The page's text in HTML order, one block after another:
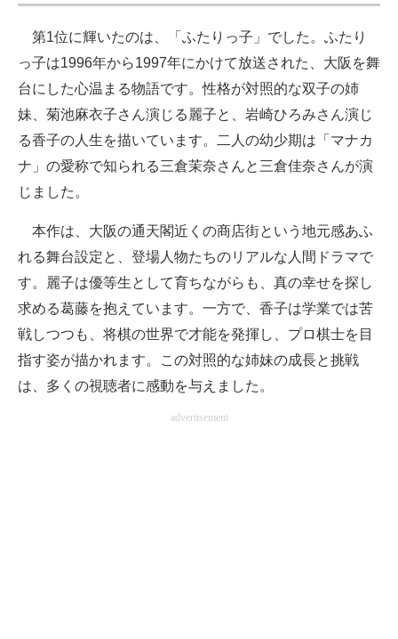
第1位に輝いたのは、「ふたりっ子」でした。ふたり
っ子は1996年から1997年にかけて放送された、大阪を舞
台にした心温まる物語です。性格が対照的な双子の姉
妹、菊池麻衣子さん演じる麗子と、岩崎ひろみさん演じ
る香子の人生を描いています。二人の幼少期は「マナカ
ナ」の愛称で知られる三倉茉奈さんと三倉佳奈さんが演
じました。
本作は、大阪の通天閣近くの商店街という地元感あふ
れる舞台設定と、登場人物たちのリアルな人間ドラマで
す。麗子は優等生として育ちながらも、真の幸せを探し
求める葛藤を抱えています。一方で、香子は学業では苦
戦しつつも、将棋の世界で才能を発揮し、プロ棋士を目
指す姿が描かれます。この対照的な姉妹の成長と挑戦
は、多くの視聴者に感動を与えました。
advertisement